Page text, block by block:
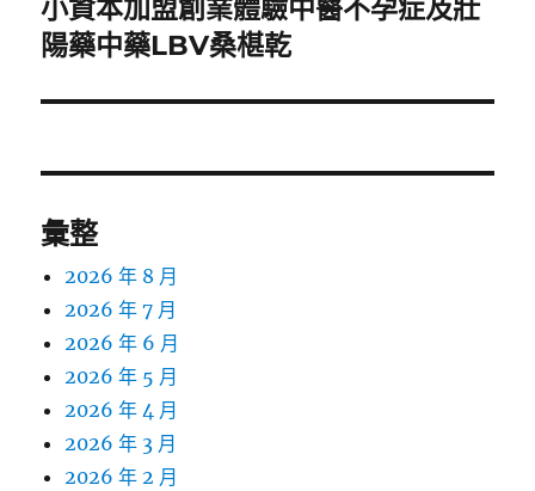
下
一
文
小資本加盟創業體驗中醫不孕症及壯
陽藥中藥LBV桑椹乾
彙整
2026 年 8 月
2026 年 7 月
2026 年 6 月
2026 年 5 月
2026 年 4 月
2026 年 3 月
2026 年 2 月